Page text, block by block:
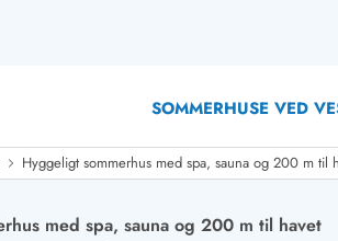
SOMMERHUSE VED
Hyggeligt sommerhus med spa, sauna og 200 m til
med spa, sauna og 200 m til havet